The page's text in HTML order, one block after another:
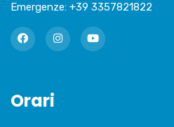
Emergenze: +39 3357821822
Orari